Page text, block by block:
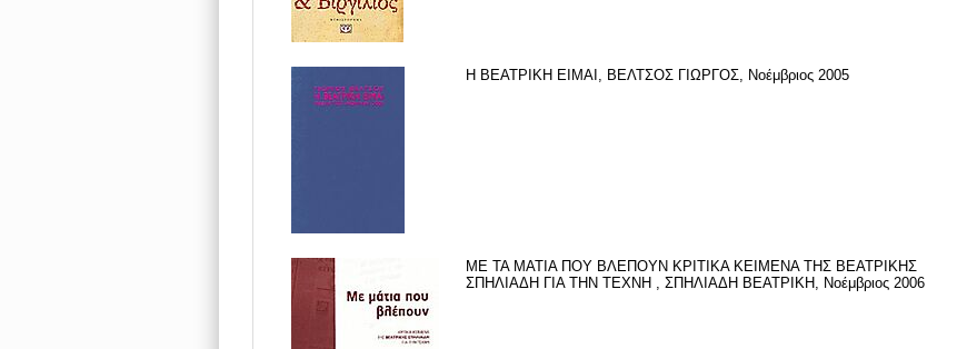
Η ΒΕΑΤΡΙΚΗ ΕΙΜΑΙ, ΒΕΛΤΣΟΣ ΓΙΩΡΓΟΣ, Νοέμβριος 2005
ΜΕ ΤΑ ΜΑΤΙΑ ΠΟΥ ΒΛΕΠΟΥΝ ΚΡΙΤΙΚΑ ΚΕΙΜΕΝΑ ΤΗΣ ΒΕΑΤΡΙΚΗΣ
ΣΠΗΛΙΑΔΗ ΓΙΑ ΤΗΝ ΤΕΧΝΗ , ΣΠΗΛΙΑΔΗ ΒΕΑΤΡΙΚΗ, Νοέμβριος 2006